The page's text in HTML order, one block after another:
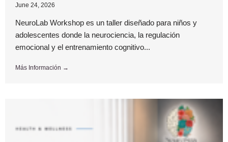
June 24, 2026
NeuroLab Workshop es un taller diseñado para niños y
adolescentes donde la neurociencia, la regulación
emocional y el entrenamiento cognitivo...
Más Información →